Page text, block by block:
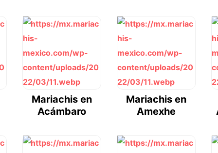
Mariachis en
Acámbaro
Mariachis en
Amexhe